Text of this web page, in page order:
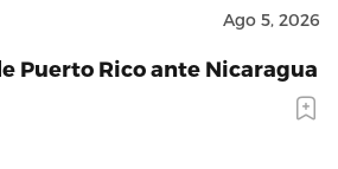
Ago 5, 2026
Puerto Rico ante Nicaragua